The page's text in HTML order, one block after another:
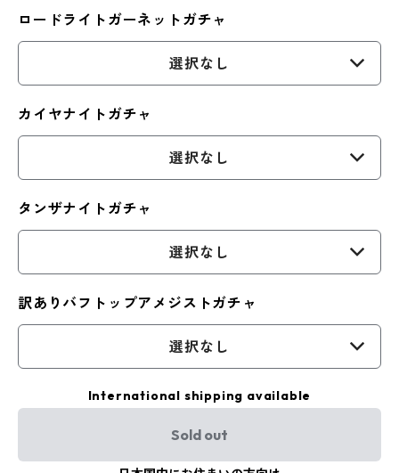
ロードライトガーネットガチャ
選択なし
カイヤナイトガチャ
選択なし
タンザナイトガチャ
選択なし
訳ありバフトップアメジストガチャ
選択なし
International shipping available
Sold out